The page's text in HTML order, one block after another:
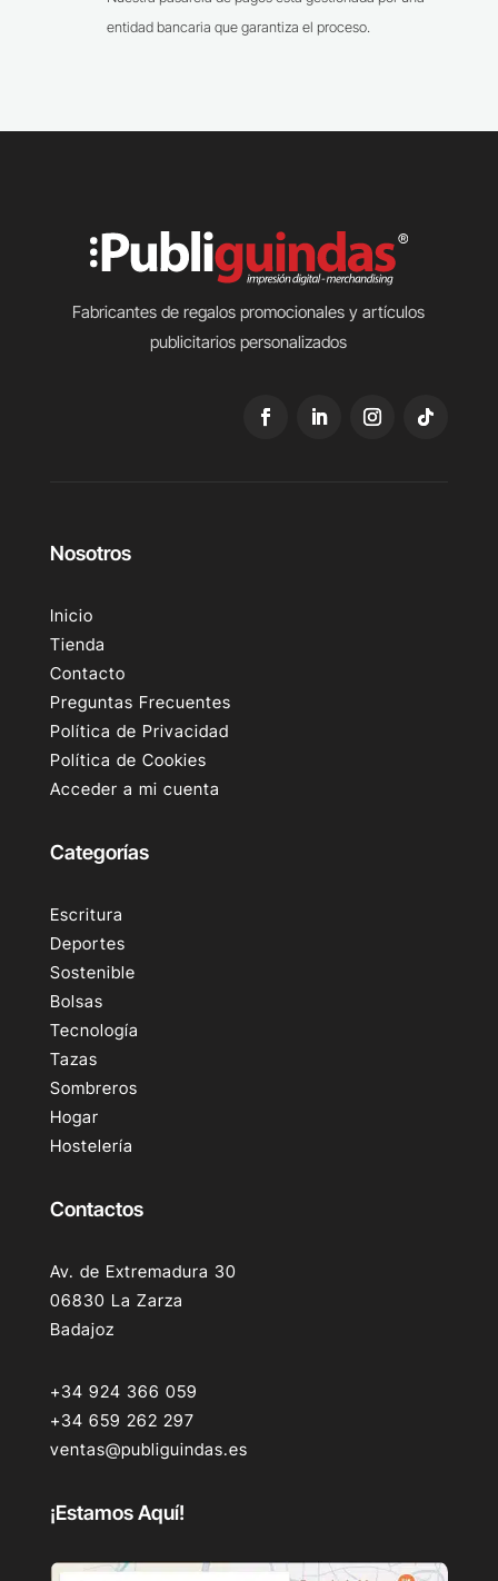
entidad bancaria que garantiza el proceso.
Fabricantes de regalos promocionales y artículos
publicitarios personalizados
Nosotros
Inicio
Tienda
Contacto
Preguntas Frecuentes
Política de Privacidad
Política de Cookies
Acceder a mi cuenta
Categorías
Escritura
Deportes
Sostenible
Bolsas
Tecnología
Tazas
Sombreros
Hogar
Hostelería
Contactos
Av. de Extremadura 30
06830 La Zarza
Badajoz
+34 924 366 059
+34 659 262 297
ventas@publiguindas.es
¡Estamos Aquí!